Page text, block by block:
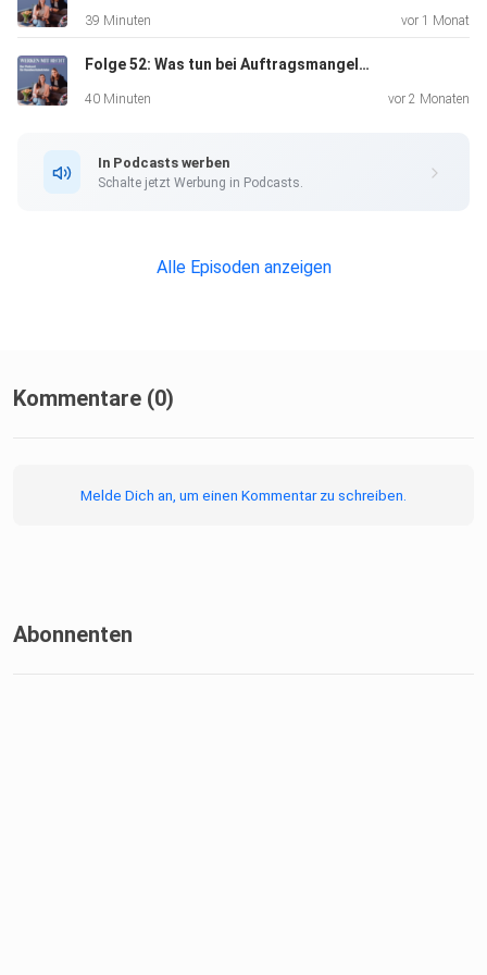
39 Minuten vor 1 Monat
Folge 52: Was tun bei Auftragsmangel? Arbeitsrechtliche Optionen im Überblick
40 Minuten vor 2 Monaten
In Podcasts werben
Schalte jetzt Werbung in Podcasts.
Alle Episoden anzeigen
Kommentare (0)
Melde Dich an, um einen Kommentar zu schreiben.
Abonnenten